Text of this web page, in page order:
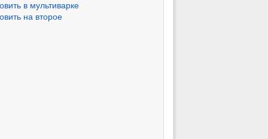
в мультиварке
на второе